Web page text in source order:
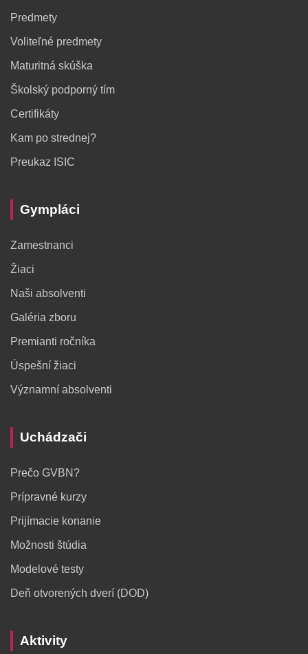
Predmety
Voliteľné predmety
Maturitná skúška
Školský podporný tím
Certifikáty
Kam po strednej?
Preukaz ISIC
Gympláci
Zamestnanci
Žiaci
Naši absolventi
Galéria zboru
Premianti ročníka
Úspešní žiaci
Významní absolventi
Uchádzači
Prečo GVBN?
Prípravné kurzy
Prijímacie konanie
Možnosti štúdia
Modelové testy
Deň otvorených dverí (DOD)
Aktivity